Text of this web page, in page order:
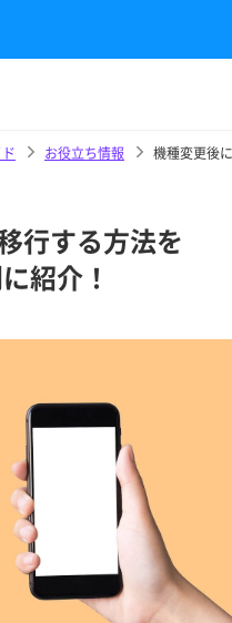
お役立ち情報 機種変更後
行する方法を
紹介！